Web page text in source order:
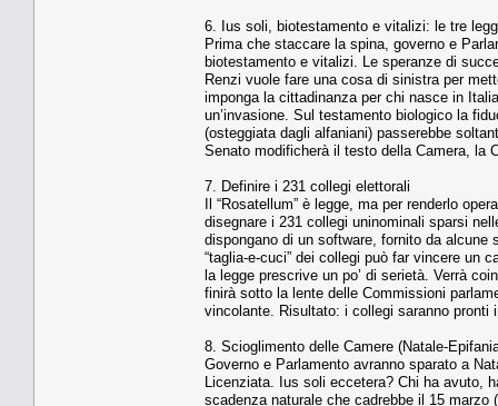
6. Ius soli, biotestamento e vitalizi: le tre
Prima che staccare la spina, governo e
biotestamento e vitalizi. Le speranze di
Renzi vuole fare una cosa di sinistra per
imponga la cittadinanza per chi nasce in
un’invasione. Sul testamento biologico la
(osteggiata dagli alfaniani) passerebbe
Senato modificherà il testo della Camera, la
7. Definire i 231 collegi elettorali
Il “Rosatellum” è legge, ma per renderlo
disegnare i 231 collegi uninominali sparsi
dispongano di un software, fornito da
“taglia-e-cuci” dei collegi può far vincere un
la legge prescrive un po’ di serietà. Verrà
finirà sotto la lente delle Commissioni
vincolante. Risultato: i collegi saranno pronti
8. Scioglimento delle Camere (Natale-
Governo e Parlamento avranno sparato a
Licenziata. Ius soli eccetera? Chi ha avuto,
scadenza naturale che cadrebbe il 15